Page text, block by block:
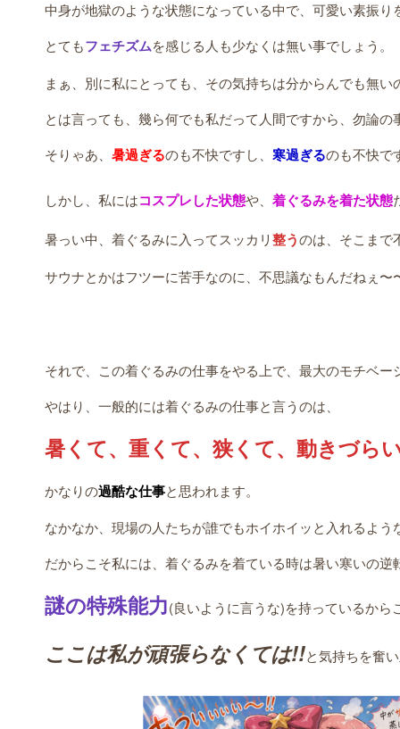
中身が地獄のような状態になっている中で、可愛い素振
とてもフェチズムを感じる人も少なくは無い事でしょう。
まぁ、別に私にとっても、その気持ちは分からんでも無い
とは言っても、幾ら何でも私だって人間ですから、勿論
そりゃあ、 暑過ぎるのも不快ですし、 寒過ぎるのも不快で
しかし、私にはコスプレした状態や、 着ぐるみを着た状態
暑っい中、着ぐるみに入ってスッカリ整うのは、そこまで
サウナとかはフツーに苦手なのに、不思議なもんだねぇ〜
それで、この着ぐるみの仕事をやる上で、最大のモチベ
やはり、一般的には着ぐるみの仕事と言うのは、
暑くて、重くて、狭くて、動きづら
かなりの過酷な仕事と思われます。
なかなか、現場の人たちが誰でもホイホイッと入れるよう
だからこそ私には、着ぐるみを着ている時は暑い寒いの逆
謎の特殊能力(良いように言うな)を持っているから
ここは私が頑張らなくては!!と気持ちを奮